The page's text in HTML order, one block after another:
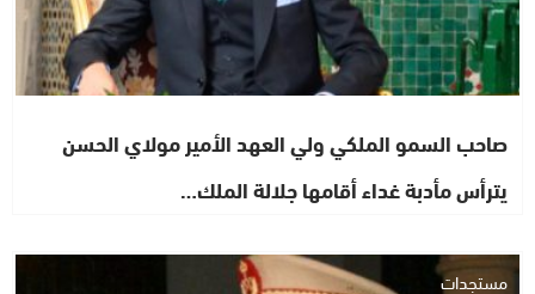
صاحب السمو الملكي ولي العهد الأمير مولاي الحسن
يترأس مأدبة غداء أقامها جلالة الملك…
مستجدات